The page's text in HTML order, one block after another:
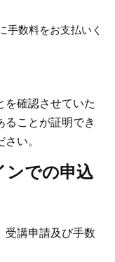
手数料をお支払いく
を確認させていた
ることが証明でき
い。
ンでの申込
受講申請及び手数